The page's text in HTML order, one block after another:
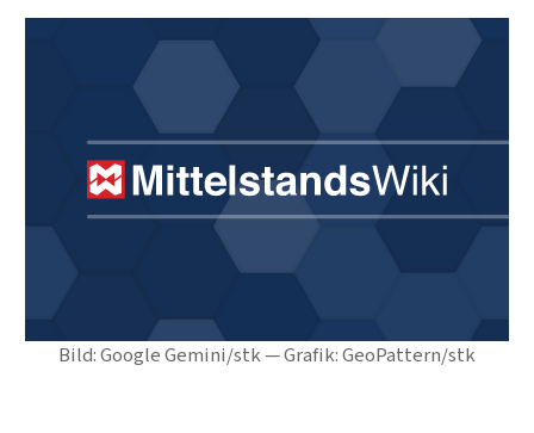
Bild: Google Gemini/stk — Grafik: GeoPattern/stk